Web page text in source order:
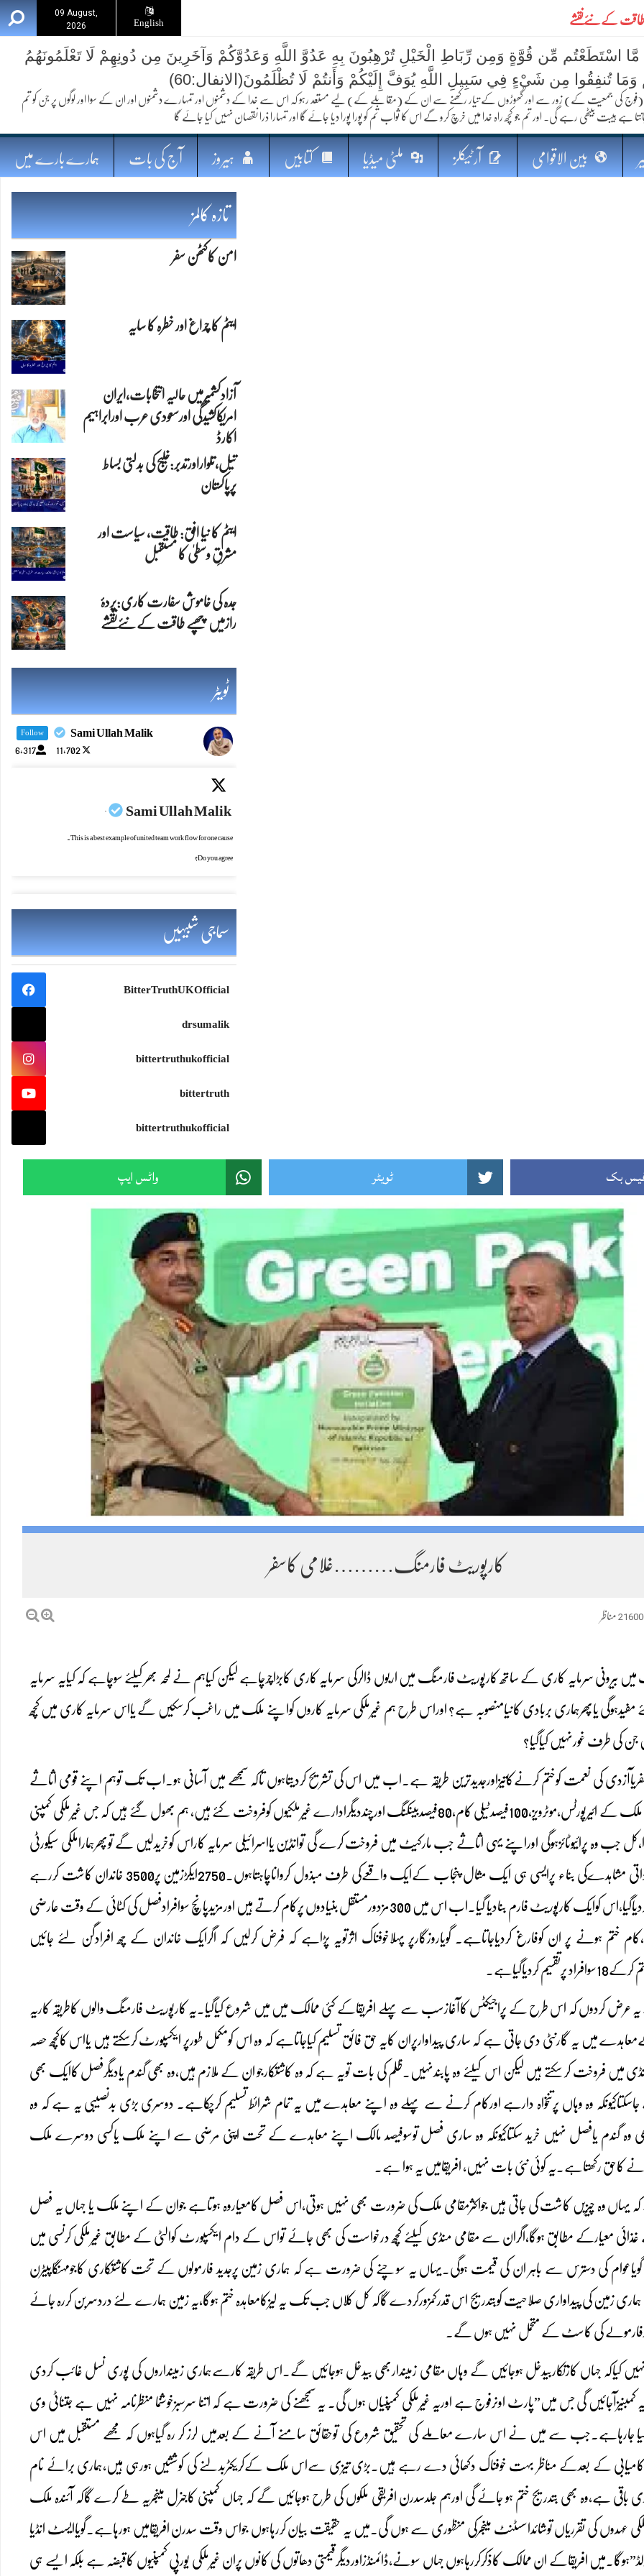
09 August,
2026
English طاقت کےنئےنقشے
مستقبل
مَّا اسْتَطَعْتُم مِّن قُوَّةٍ وَمِن رِّبَاطِ الْخَيْلِ تُرْهِبُونَ بِهِ عَدُوَّ اللَّهِ وَعَدُوَّكُمْ وَآخَرِينَ مِن دُونِهِمْ لَا تَعْلَمُونَهُمُ
وَمَا تُنفِقُوا مِن شَيْءٍ فِي سَبِيلِ اللَّهِ يُوَفَّ إِلَيْكُمْ وَأَنتُمْ لَا تُظْلَمُونَ(الانفال:60)
کی جمعیت کے) زور سے اور گھوڑوں کے تیار رکھنے سے ان کے (مقابلے کے) لیے مستعد رہو کہ اس سے خدا کے دشمنوں اور تمہارے دشمنوں اور ان کے سوا اور لوگوں پر جن کو تم
ہے ہیبت بیٹھی رہے گی۔ اور تم جو کچھ راہ خدا میں خرچ کرو گے اس کا ثواب تم کو پورا پورا دیا جائے گا اور تمہارا ذرا نقصان نہیں کیا جائے گا
بین الاقوامی آرٹیکلز ملٹی میڈیا کتابیں ہیروز آج کی بات ہمارے بارے میں
تازہ کالمز
جدہ کی خاموش سفارت کاری:پردۂ
رازمیں چھپے طاقت کےنئےنقشے
امن کاکٹھن سفر
ایٹم کا چراغ اور خطرہ کا سایہ
آزادکشمیرمیں حالیہ انتخابات،ایران
امریکاکشیدگی اورسعودی عرب اورابراہیم
اکارڈ
تیل،تلواراورتدبر:خلیج کی بدلتی بساط
پرپاکستان
ایٹم کا نیا افق: طاقت، سیاست اور
مشرقِ وسطیٰ کا مستقبل
ٹویٹر
Sami Ullah Malik
Follow
11,702
6,317
Sami Ullah Malik
·
This is a best example of united team work flow for one cause.
Do you agree?
Sami Ullah Malik
سمندرجتناوسیع ہو،جہازکواتنی ہی مضبوط سمت درکارہوتی ہے۔اور تہذیب جتنی بلند ہو،اسے اتنی ہی گہری
#wisdom #knowledge
Load More
سماجی شبیہیں
BitterTruthUKOfficial
drsumalik
bittertruthukofficial
bittertruth
bittertruthukofficial
بک ٹویٹر واٹس ایپ
کارپوریٹ فارمنگ………غلامی کاسفر
مناظر
بیرونی سرمایہ کاری کے ساتھ کارپوریٹ فارمنگ میں اربوں ڈالرکی سرمایہ کاری کابڑاچرچاہے لیکن کیاہم نے لمحہ بھرکیلئے سوچاہے کہ کیایہ سرمایہ
یاپھرہماری بربادی کانیامنصوبہ ہے؟ اوراس طرح ہم غیرملکی سرمایہ کاروں کواپنے ملک میں راغب کرسکیں گے یااس سرمایہ کاری میں کچھ
کی طرف غورنہیں کیاگیا؟
کی نعمت کوختم کرنےکاتیزاورجدیدترین طریقہ ہے۔اب میں اس کی تشریح کردیتاہوں تاکہ سمجھے میں آسانی ہو۔اب تک توہم اپنے قومی اثاثے
بیچتے رہے ہیں،ہمارے ملک کے ائیرپورٹس،موٹرویز،100فیصدٹیلی کام،80فیصدبینکنگ اورچنددیگرادارے غیرملکیوں کوفروخت کئے ہیں، ہم بھول گئے ہیں کہ جس غیرملکی کمپنی
جب وہ پرائیوٹائزہوگی اوراپنے یہی اثاثے جب مارکیٹ میں فروخت کرے گی توانڈین یااسرائیلی سرمایہ کاراس کوخریدلیں گے توپھرہماراملکی سیکورٹی
پیراڈائم کہاں کھڑاہوگا۔ذاتی مشاہدےکی بناء پرایسی ہی ایک مثال پنجاب کےایک واقعےکی طرف مبذول کرواناچاہتاہوں۔2750ایکڑزمین پر3500 خاندان کاشت کررہے
تھے،ان سب کوفارغ کردیاگیا،اس کوایک کارپوریٹ فارم بنادیا گیا۔اب اس میں 300مزدورمستقل بنیادوں پرکام کرتے ہیں اورمزیدپانچ سوافرادفصل کی کٹائی کے وقت عارضی
ختم ہونے پر ان کوفارغ کردیاجاتاہے۔ گویاروزگارپر پہلاخوفناک اثرتویہ پڑاہے کہ فرض کرلیں کہ اگرایک خاندان کے چھ افرادگن لئے جائیں
عرض کردوں کہ اس طرح کے پراجیکٹس کاآغازسب سے پہلے افریقاکے کئی ممالک میں میں شروع کیاگیا۔یہ کارپوریٹ فارمنگ والوں کاطریقہ کاریہ
میں یہ گارنٹی دی جاتی ہے کہ ساری پیداوارپران کایہ حق فائق تسلیم کیاجاتاہے کہ وہ اس کومکمل طورپر ایکسپورٹ کرسکتے ہیں یااس کاکچھ حصہ
میں فروخت کر سکتے ہیں لیکن اس کیلئے وہ پابندنہیں۔ظلم کی بات تویہ ہے کہ وہ کاشتکارجو ان کے ملازم ہیں،وہ بھی گندم یادیگرفصل کاایک بھی
وہ وہاں پرتنخواہ دارہے اورکام کرنے سے پہلے وہ اپنے معاہدے میں یہ تمام شرائط تسلیم کرچکاہے۔ دوسری بڑی بدنصیبی یہ ہے کہ وہ
وہ گندم یافصل نہیں خرید سکتاکیونکہ وہ ساری فصل توسوفیصد مالک اپنے معاہدے کے تحت اپنی مرضی سے اپنے ملک یاکسی دوسرے ملک
کاحق رکھتاہے۔یہ کوئی نئی بات نہیں، افریقامیں یہ ہوا ہے۔
یہاں وہ چیزیں کاشت کی جاتی ہیں جواکثرمقامی ملک کی ضرورت بھی نہیں ہوتی،اس فصل کامعیاروہ ہوتاہے جوان کے اپنے ملک یا جہاں یہ فصل
معیارکے مطابق ہوگا،اگران سے مقامی منڈی کیلئے کچھ درخواست کی بھی جائے تواس کے دام ایکسپورٹ کوالٹی کے مطابق غیرملکی کرنسی میں
کی دسترس سے باہر ان کی قیمت ہوگی۔یہاں یہ سوچنے کی ضرورت ہے کہ ہماری زمین پرجدید فارمولوں کے تحت کاشتکاری کاجومہنگاپیٹرن
ہماری زمین کی پیداواری صلاحیت کوبتدریج اس قدرکمزورکردے گاکہ کل کلاں جب تک یہ لیزکامعاہدہ ختم ہوگا،یہ زمین ہمارے لئے دردسربن کررہ جائے
کی کاسٹ کے متحمل نہیں ہوں گے۔
کیاکہ جہاں کازتکاربیدخل ہوجائیں گے وہاں مقامی زمینداربھی بیدخل ہوجائیں گے۔اس طریقہ کارسےہماری زمینداروں کی پوری نسل غائب کردی
کمبنیزآجائیں گی جس میں”پارٹ اونرفوج ہے اوریہ غیرملکی کمپنیاں ہوں گی۔ یہ سمجھنے کی ضرورت ہے کہ اتنا سرسبزخوشنما منظرنامہ نہیں ہے جتناٹی وی
کیا جارہاہے۔جب سے میں نے اس سارے معاملے کی تحقیق شروع کی توحقائق سامنے آنے کے بعدمیں لرز کر رہ گیاہوں کہ مجھے مستقبل میں اس
کے بعدکے مناظر بہت خوفناک دکھائی دے رہے ہیں۔بڑی تیزی سےاس ملک کےکریکٹربدلنے کی کوششیں ہورہی ہیں،ہماری برائے نام
باقی ہے،وہ بھی بتدریج ختم ہو جائے گی اورہم جلدسدرن افریقی ملکوں کی طرح ہوجائیں گے کہ جہاں کمپنی کاجنرل مینجریہ طے کرے گاکہ آئندہ ملک
عہدوں کی تقرریاں توشائداسسٹنٹ مینجرکی منظوری سے ہوں گی۔میں یہ حقیقت بیان کررہاہوں جواس وقت سدرن افریقامیں ہورہاہے۔گویاایسٹ انڈیا
افریقاکے ان ممالک کاذکرکررہاہوں جہاں سونے،ڈائمنڈزاوردیگرقیمتی دھاتوں کی کانوں پران غیرملکی یورپی کمپنیوں کاقبضہ ہے بلکہ ایسے ہی